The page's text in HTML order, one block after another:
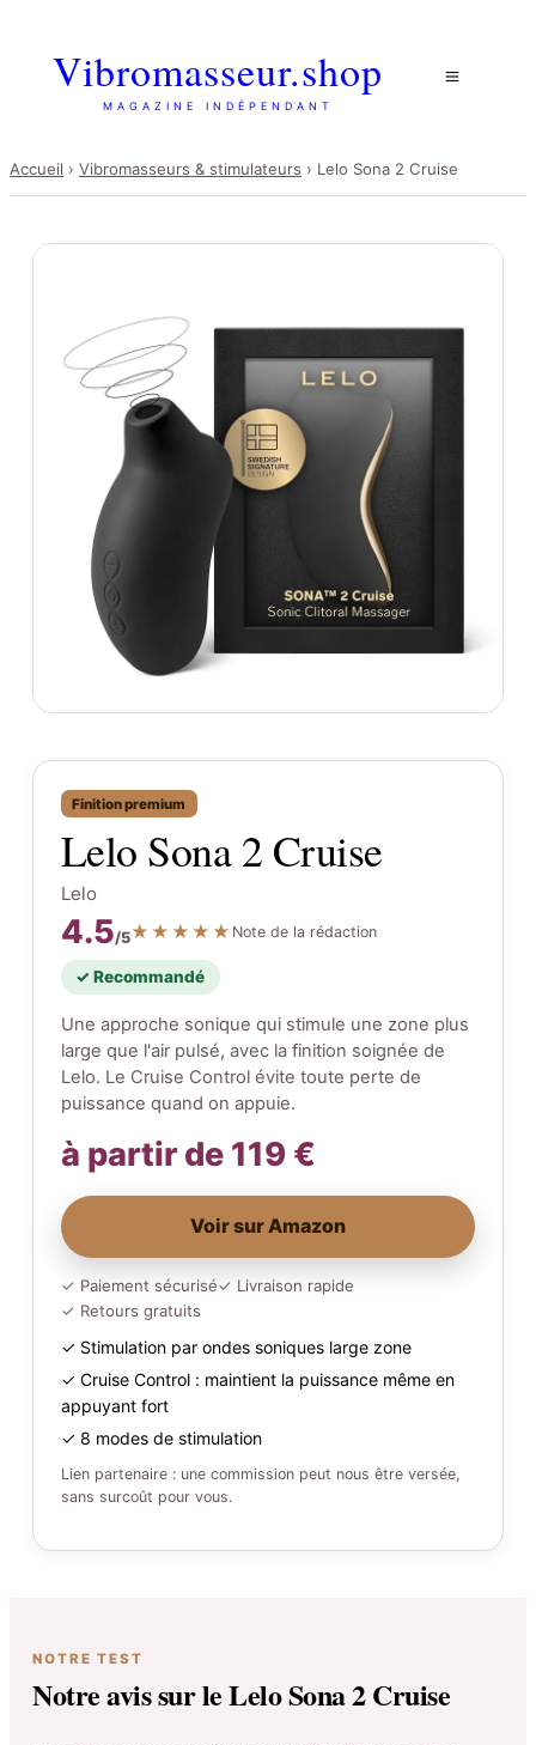
Vibromasseur.shop
MAGAZINE INDÉPENDANT
Accueil › Vibromasseurs & stimulateurs › Lelo Sona 2 Cruise
Finition premium
Lelo Sona 2 Cruise
Lelo
4.5/5★★★★★ Note de la rédaction
✓ Recommandé
Une approche sonique qui stimule une zone plus
large que l'air pulsé, avec la finition soignée de
Lelo. Le Cruise Control évite toute perte de
puissance quand on appuie.
à partir de 119 €
Voir sur Amazon
✓ Paiement sécurisé✓ Livraison rapide
✓ Retours gratuits
✓ Stimulation par ondes soniques large zone
✓ Cruise Control : maintient la puissance même en
appuyant fort
✓ 8 modes de stimulation
Lien partenaire : une commission peut nous être versée,
sans surcoût pour vous.
NOTRE TEST
Notre avis sur le Lelo Sona 2 Cruise